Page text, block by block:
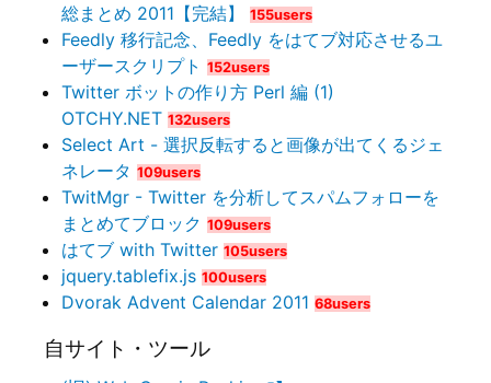
総まとめ 2011【完結】
155users
Feedly 移行記念、Feedly をはてブ対応させるユ
ーザースクリプト 152users
Twitter ボットの作り方 Perl 編 (1)
OTCHY.NET 132users
Select Art - 選択反転すると画像が出てくるジェ
ネレータ 109users
TwitMgr - Twitter を分析してスパムフォローを
まとめてブロック 109users
はてブ with Twitter 105users
jquery.tablefix.js 100users
Dvorak Advent Calendar 2011 68users
自サイト・ツール